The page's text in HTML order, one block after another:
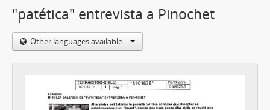
"patética" entrevista a Pinochet
Other languages available